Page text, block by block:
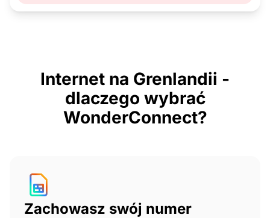
Internet na Grenlandii -
dlaczego wybrać
WonderConnect?
Zachowasz swój numer